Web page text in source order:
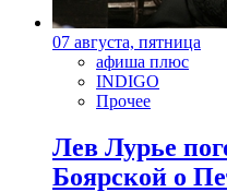
07 августа, пятница
афиша плюс
INDIGO
Прочее
Лев Лурье
Боярской о